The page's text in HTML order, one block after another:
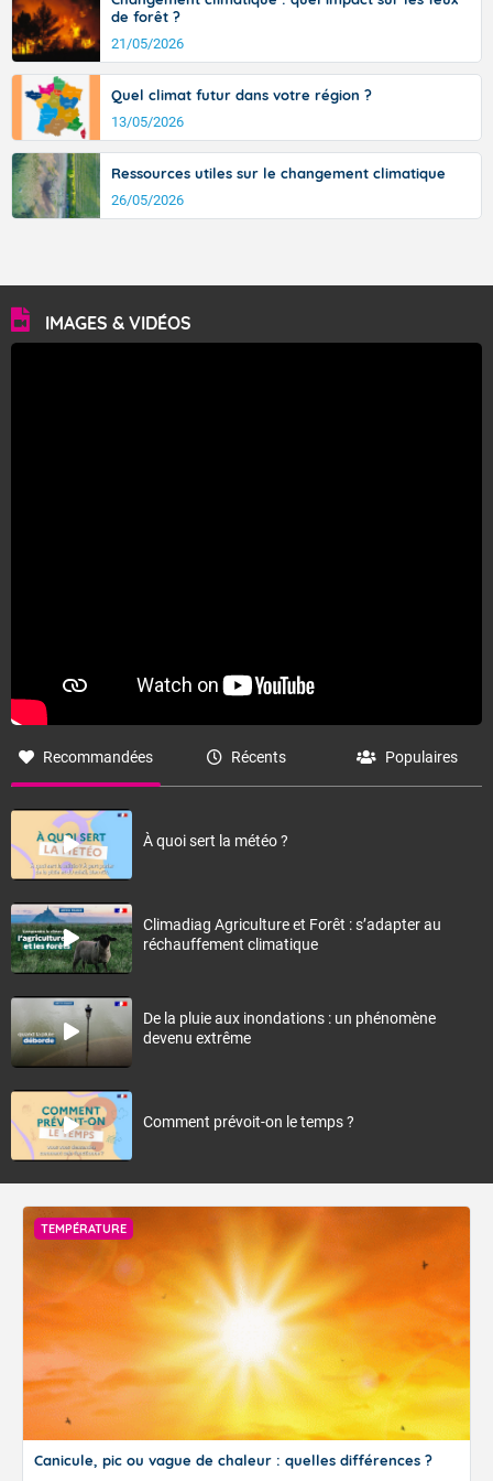
de forêt ?
21/05/2026
Quel climat futur dans votre région ?
13/05/2026
Ressources utiles sur le changement climatique
26/05/2026
IMAGES & VIDÉOS
Recommandées Récents Populaires
À quoi sert la météo ?
Climadiag Agriculture et Forêt : s’adapter au
réchauffement climatique
De la pluie aux inondations : un phénomène
devenu extrême
Comment prévoit-on le temps ?
TEMPÉRATURE
Canicule, pic ou vague de chaleur : quelles différences ?